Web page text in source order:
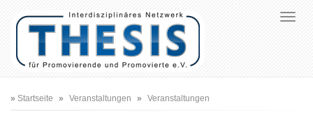
Pfadnavigation
Startseite Veranstaltungen Veranstaltungen